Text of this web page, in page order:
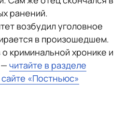
ранений.
возбудил уголовное
в произошедшем.
криминальной хронике и
читайте в разделе
«Постньюс»